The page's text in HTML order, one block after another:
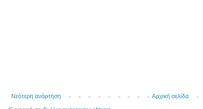
Νεότερη ανάρτηση
Αρχική σελίδα